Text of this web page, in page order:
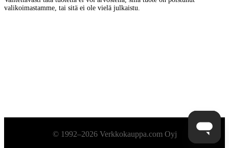
valikoimastamme, tai sitä ei ole vielä julkaistu.
Alatunniste© 1992–2026 Verkkokauppa.com Oyj